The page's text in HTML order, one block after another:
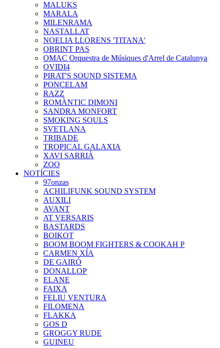
MALUKS
MARALA
MILENRAMA
NASTALLAT
NOELIA LLORENS 'TITANA'
OBRINT PAS
OMAC Orquestra de Músiques d'Arrel de Catalunya
OVIDI4
PIRAT'S SOUND SISTEMA
PONCELAM
RAZZ
ROMÀNTIC DIMONI
SANDRA MONFORT
SMOKING SOULS
SVETLANA
TRIBADE
TROPICAL GALAXIA
XAVI SARRIÀ
ZOO
NOTÍCIES
97onzas
ACHILIFUNK SOUND SYSTEM
AUXILI
AVANT
AT VERSARIS
BASTARDS
BOIKOT
BOOM BOOM FIGHTERS & COOKAH P
CARMEN XÍA
DE GAIRÓ
DONALLOP
ELANE
FAIXA
FELIU VENTURA
FILOMENA
FLAKKA
GOS D
GROGGY RUDE
GUINEU